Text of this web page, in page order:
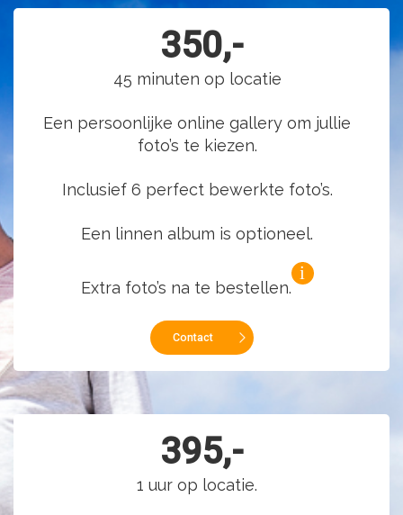
350,-
45 minuten op locatie
Een persoonlijke online gallery om jullie
foto’s te kiezen.
Inclusief 6 perfect bewerkte foto’s.
Een linnen album is optioneel.
Extra foto’s na te bestellen.
Contact
395,-
1 uur op locatie.